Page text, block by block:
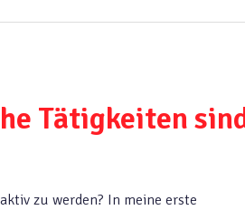
Tätigkeiten
zu werden? In meine erste